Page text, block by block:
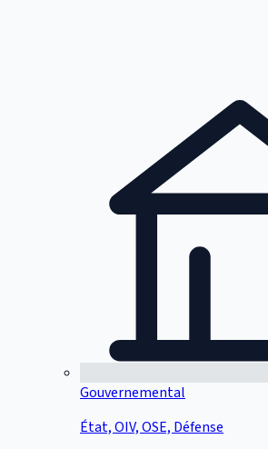
Gouvernemental
État, OIV, OSE, Défense